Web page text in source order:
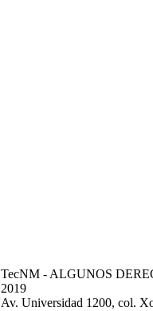
TecNM - ALGUNOS
2019
Av. Universidad 1200, col.